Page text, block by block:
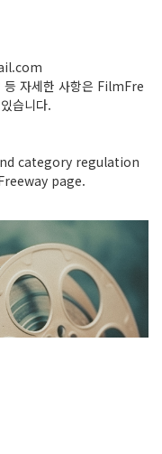
등 자세한 사항은 FilmFre
습니다.
category regulation
page.